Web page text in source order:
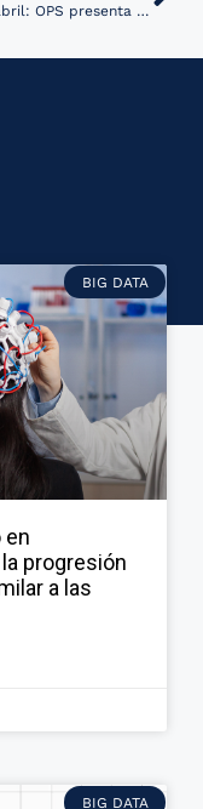
22 de abril: OPS presenta seminario virtual sobre la fuerza laboral en salud
BIG DATA
en
progresión
a las
BIG DATA